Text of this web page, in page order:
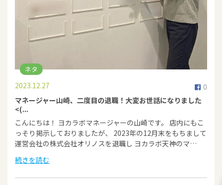
ネタ
0
2023.12.27
マネージャー山崎、二度目の退職！大変お世話になりました
<(...
こんにちは！ ヨカラボマネージャーの山崎です。 店内にもこ
っそり掲示しておりましたが、 2023年の12月末をもちまして
運営会社の株式会社オリノスを退職し ヨカラボ天神のマ…
続きを読む